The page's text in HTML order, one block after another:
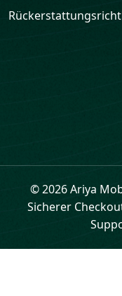
© 2026 Ariya
Sicherer